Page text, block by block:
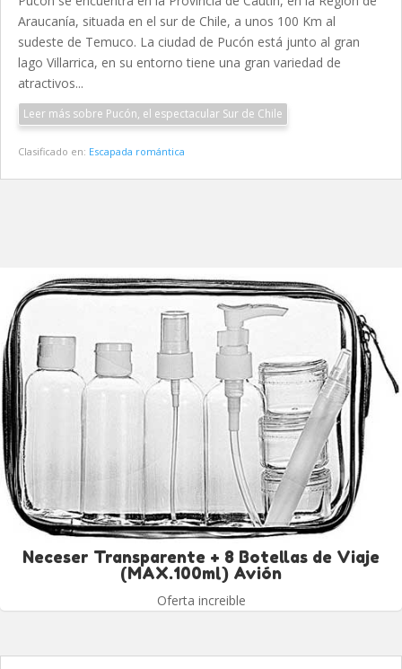
Araucanía, situada en el sur de Chile, a unos 100 Km al
sudeste de Temuco. La ciudad de Pucón está junto al gran
lago Villarrica, en su entorno tiene una gran variedad de
atractivos...
Leer más sobre Pucón, el espectacular Sur de Chile
Clasificado en: Escapada romántica
Neceser Transparente + 8 Botellas de Viaje
(MAX.100ml) Avión
Oferta increible